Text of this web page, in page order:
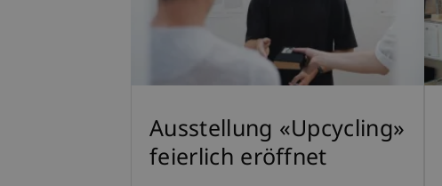
Ausstellung «Upcycling»
feierlich eröffnet